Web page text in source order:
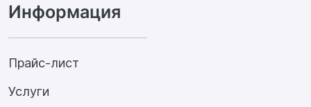
Информация
Прайс-лист
Услуги